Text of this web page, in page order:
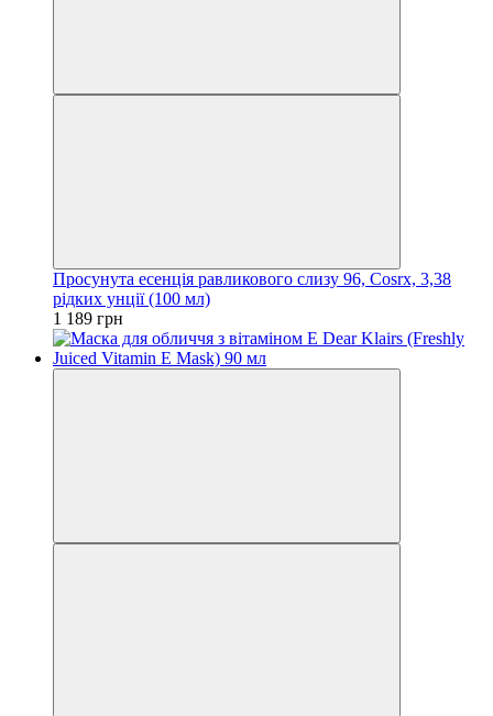
Просунута есенція равликового слизу 96, Cosrx, 3,38
рідких унції (100 мл)
1 189 грн